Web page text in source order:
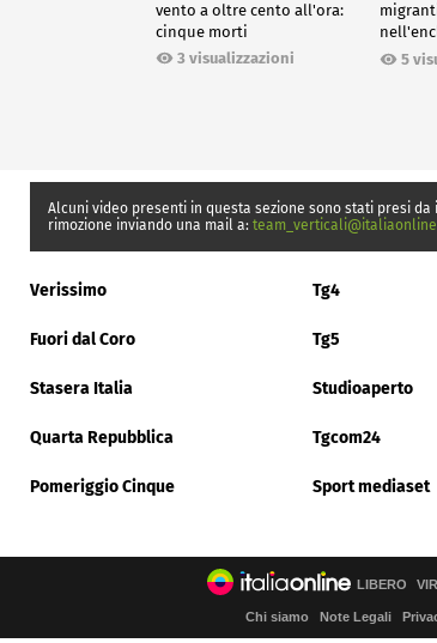
vento a oltre cento all'ora:
cinque morti
3 visualizzazioni
Ceuta
5
Alcuni video presenti in questa sezione sono stati presi
rimozione inviando una mail a:
Verissimo Tg4
Fuori dal Coro Tg5
Stasera Italia Studioaperto
Quarta Repubblica Tgcom24
Pomeriggio Cinque Sport mediaset
LIBERO
Chi siamo Note Legali